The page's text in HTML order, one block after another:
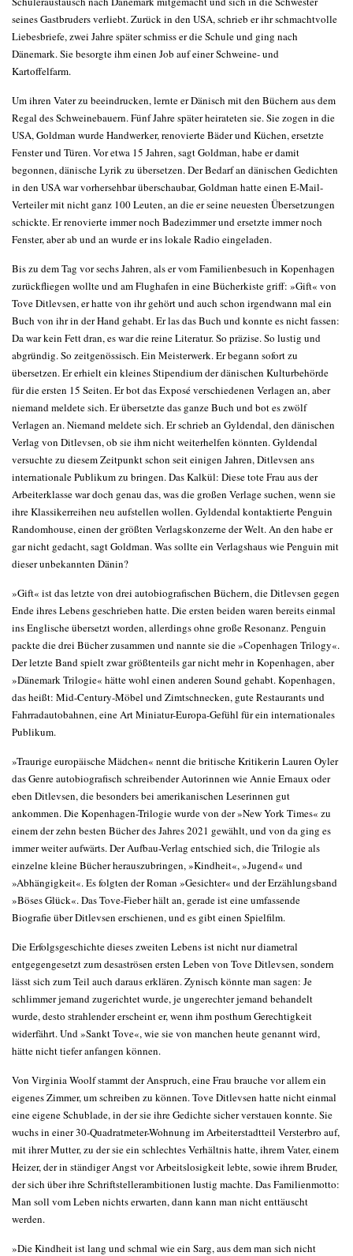
seines Gastbruders verliebt. Zurück in den USA, schrieb er ihr schmachtvolle
Liebesbriefe, zwei Jahre später schmiss er die Schule und ging nach
Dänemark. Sie besorgte ihm einen Job auf einer Schweine- und
Kartoffelfarm.
Um ihren Vater zu beeindrucken, lernte er Dänisch mit den Büchern aus dem
Regal des Schweinebauern. Fünf Jahre später heirateten sie. Sie zogen in die
USA, Goldman wurde Handwerker, renovierte Bäder und Küchen, ersetzte
Fenster und Türen. Vor etwa 15 Jahren, sagt Goldman, habe er damit
begonnen, dänische Lyrik zu übersetzen. Der Bedarf an dänischen Gedichten
in den USA war vorhersehbar überschaubar, Goldman hatte einen E-Mail-
Verteiler mit nicht ganz 100 Leuten, an die er seine neuesten Übersetzungen
schickte. Er renovierte immer noch Badezimmer und ersetzte immer noch
Fenster, aber ab und an wurde er ins lokale Radio eingeladen.
Bis zu dem Tag vor sechs Jahren, als er vom Familienbesuch in Kopenhagen
zurückfliegen wollte und am Flughafen in eine Bücherkiste griff: »Gift« von
Tove Ditlevsen, er hatte von ihr gehört und auch schon irgendwann mal ein
Buch von ihr in der Hand gehabt. Er las das Buch und konnte es nicht fassen:
Da war kein Fett dran, es war die reine Literatur. So präzise. So lustig und
abgründig. So zeitgenössisch. Ein Meisterwerk. Er begann sofort zu
übersetzen. Er erhielt ein kleines Stipendium der dänischen Kulturbehörde
für die ersten 15 Seiten. Er bot das Exposé verschiedenen Verlagen an, aber
niemand meldete sich. Er übersetzte das ganze Buch und bot es zwölf
Verlagen an. Niemand meldete sich. Er schrieb an Gyldendal, den dänischen
Verlag von Ditlevsen, ob sie ihm nicht weiterhelfen könnten. Gyldendal
versuchte zu diesem Zeitpunkt schon seit einigen Jahren, Ditlevsen ans
internationale Publikum zu bringen. Das Kalkül: Diese tote Frau aus der
Arbeiterklasse war doch genau das, was die großen Verlage suchen, wenn sie
ihre Klassikerreihen neu aufstellen wollen. Gyldendal kontaktierte Penguin
Randomhouse, einen der größten Verlagskonzerne der Welt. An den habe er
gar nicht gedacht, sagt Goldman. Was sollte ein Verlagshaus wie Penguin mit
dieser unbekannten Dänin?
»Gift« ist das letzte von drei autobiografischen Büchern, die Ditlevsen gegen
Ende ihres Lebens geschrieben hatte. Die ersten beiden waren bereits einmal
ins Englische übersetzt worden, allerdings ohne große Resonanz. Penguin
packte die drei Bücher zusammen und nannte sie die »Copenhagen Trilogy«.
Der letzte Band spielt zwar größtenteils gar nicht mehr in Kopenhagen, aber
»Dänemark Trilogie« hätte wohl einen anderen Sound gehabt. Kopenhagen,
das heißt: Mid-Century-Möbel und Zimtschnecken, gute Restaurants und
Fahrradautobahnen, eine Art Miniatur-Europa-Gefühl für ein internationales
Publikum.
»Traurige europäische Mädchen« nennt die britische Kritikerin Lauren Oyler
das Genre autobiografisch schreibender Autorinnen wie Annie Ernaux oder
eben Ditlevsen, die besonders bei amerikanischen Leserinnen gut
ankommen. Die Kopenhagen-Trilogie wurde von der »New York Times« zu
einem der zehn besten Bücher des Jahres 2021 gewählt, und von da ging es
immer weiter aufwärts. Der Aufbau-Verlag entschied sich, die Trilogie als
einzelne kleine Bücher herauszubringen, »Kindheit«, »Jugend« und
»Abhängigkeit«. Es folgten der Roman »Gesichter« und der Erzählungsband
»Böses Glück«. Das Tove-Fieber hält an, gerade ist eine umfassende
Biografie über Ditlevsen erschienen, und es gibt einen Spielfilm.
Die Erfolgsgeschichte dieses zweiten Lebens ist nicht nur diametral
entgegengesetzt zum desaströsen ersten Leben von Tove Ditlevsen, sondern
lässt sich zum Teil auch daraus erklären. Zynisch könnte man sagen: Je
schlimmer jemand zugerichtet wurde, je ungerechter jemand behandelt
wurde, desto strahlender erscheint er, wenn ihm posthum Gerechtigkeit
widerfährt. Und »Sankt Tove«, wie sie von manchen heute genannt wird,
hätte nicht tiefer anfangen können.
Von Virginia Woolf stammt der Anspruch, eine Frau brauche vor allem ein
eigenes Zimmer, um schreiben zu können. Tove Ditlevsen hatte nicht einmal
eine eigene Schublade, in der sie ihre Gedichte sicher verstauen konnte. Sie
wuchs in einer 30-Quadratmeter-Wohnung im Arbeiterstadtteil Versterbro auf,
mit ihrer Mutter, zu der sie ein schlechtes Verhältnis hatte, ihrem Vater, einem
Heizer, der in ständiger Angst vor Arbeitslosigkeit lebte, sowie ihrem Bruder,
der sich über ihre Schriftstellerambitionen lustig machte. Das Familienmotto:
Man soll vom Leben nichts erwarten, dann kann man nicht enttäuscht
werden.
»Die Kindheit ist lang und schmal wie ein Sarg, aus dem man sich nicht